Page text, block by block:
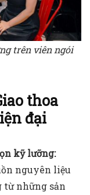
trên viên ngói
thoa
đại
kỹ lưỡng:
nguyên liệu
từ những sản